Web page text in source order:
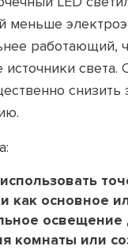
меньше
работающий,
света.
снизить
как основное
освещение
комнаты или